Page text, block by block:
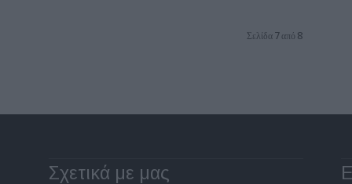
Σελίδα 7 από 8
Σχετικά με μας